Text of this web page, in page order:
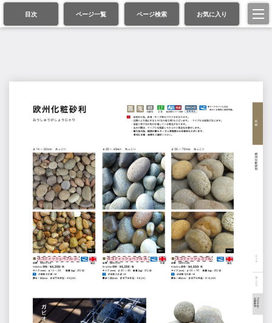
目次 ページ一覧 ページ検索 お気に入り